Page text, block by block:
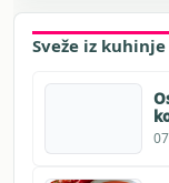
Sveže iz kuhinje